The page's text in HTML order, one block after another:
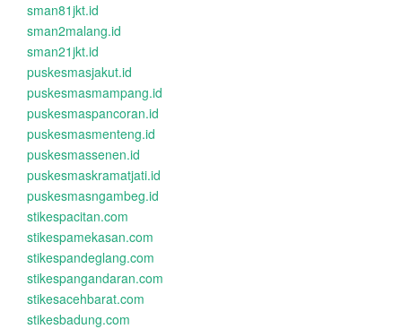
sman81jkt.id
sman2malang.id
sman21jkt.id
puskesmasjakut.id
puskesmasmampang.id
puskesmaspancoran.id
puskesmasmenteng.id
puskesmassenen.id
puskesmaskramatjati.id
puskesmasngambeg.id
stikespacitan.com
stikespamekasan.com
stikespandeglang.com
stikespangandaran.com
stikesacehbarat.com
stikesbadung.com